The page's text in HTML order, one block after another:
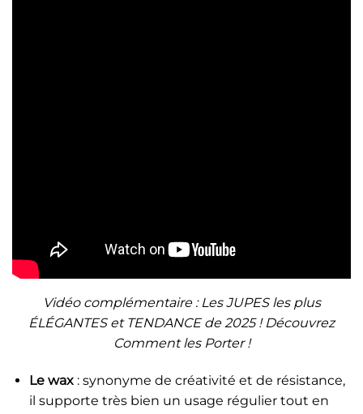
Vidéo complémentaire : Les JUPES les plus
ÉLÉGANTES et TENDANCE de 2025 ! Découvrez
Comment les Porter !
Le wax: synonyme de créativité et de résistance,
il supporte très bien un usage régulier tout en